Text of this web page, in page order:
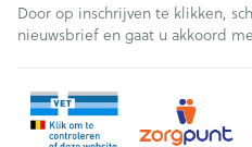
Door op inschrijven te klikken,
nieuwsbrief en gaat u akkoord